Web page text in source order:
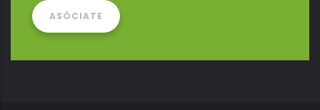
ASÓCIATE